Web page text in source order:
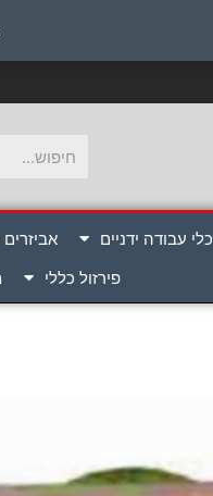
כלי עבודה ידניים
פירזול כללי